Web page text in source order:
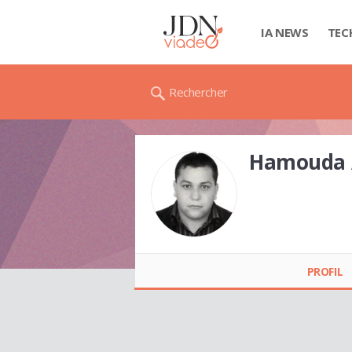
IA NEWS
Rechercher
Hamouda
PROFIL